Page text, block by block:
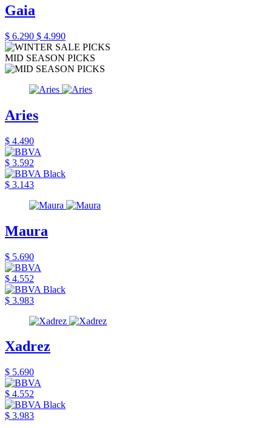
Gaia
$ 6.290 $ 4.990
MID SEASON PICKS
Aries
$ 4.490
$ 3.592
$ 3.143
Maura
$ 5.690
$ 4.552
$ 3.983
Xadrez
$ 5.690
$ 4.552
$ 3.983